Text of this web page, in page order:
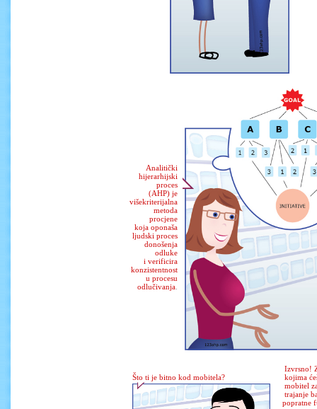
Analitički
hijerarhijski
proces
(AHP) je
višekriterijalna
metoda
procjene
koja oponaša
ljudski proces
donošenja
odluke
i verificira
konzistentnost
u procesu
odlučivanja
Što ti je bitno kod mobitela?
Izvrsno!
kojima
mobitel
trajanje
popratne